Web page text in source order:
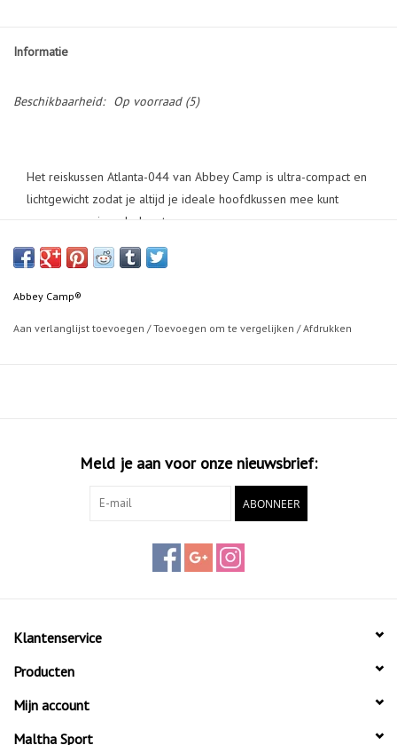
Informatie
Beschikbaarheid: Op voorraad(5)
Het reiskussen Atlanta-044 van Abbey Camp is ultra-compact en
lichtgewicht zodat je altijd je ideale hoofdkussen mee kunt
nemen, waar je ook slaapt.
Het zachte soft-touch materiaal zorgt voor een comfortabel
laat 'm ook weer leeglopen door middel van het handige
Abbey Camp®
Aan verlanglijst toevoegen /Toevoegen om te vergelijken /Afdrukken
Meld je aan voor onze nieuwsbrief:
ABONNEER
Klantenservice
Producten
Mijn account
Maltha Sport